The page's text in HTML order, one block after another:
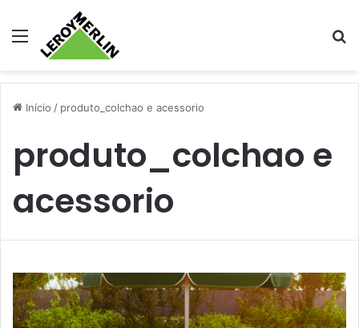
Menu
Início / produto_colchao e acessorio
produto_colchao e
acessorio